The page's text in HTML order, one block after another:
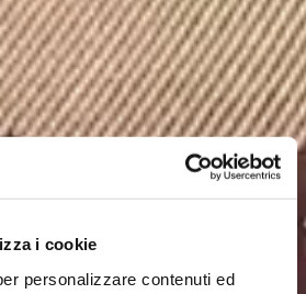
i cookie
personalizzare contenuti ed